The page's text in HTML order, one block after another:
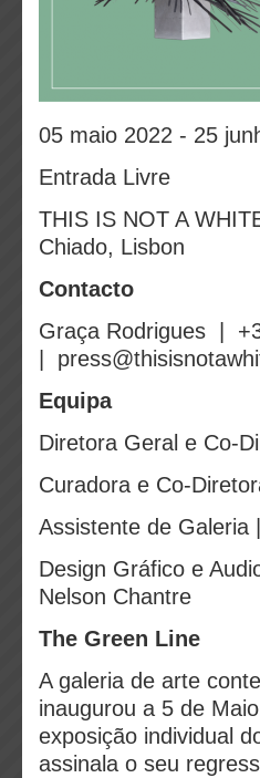
05 maio 2022 - 25
Entrada Livre
THIS IS NOT A
Chiado, Lisbon
Contacto
Graça Rodrigues |
|
Equipa
Diretora Geral e Co-
Curadora e Co-
Assistente de Galeria
Design Gráfico e
Nelson Chantre
The Green Line
A galeria de arte
inaugurou a 5 de
exposição individual
assinala o seu